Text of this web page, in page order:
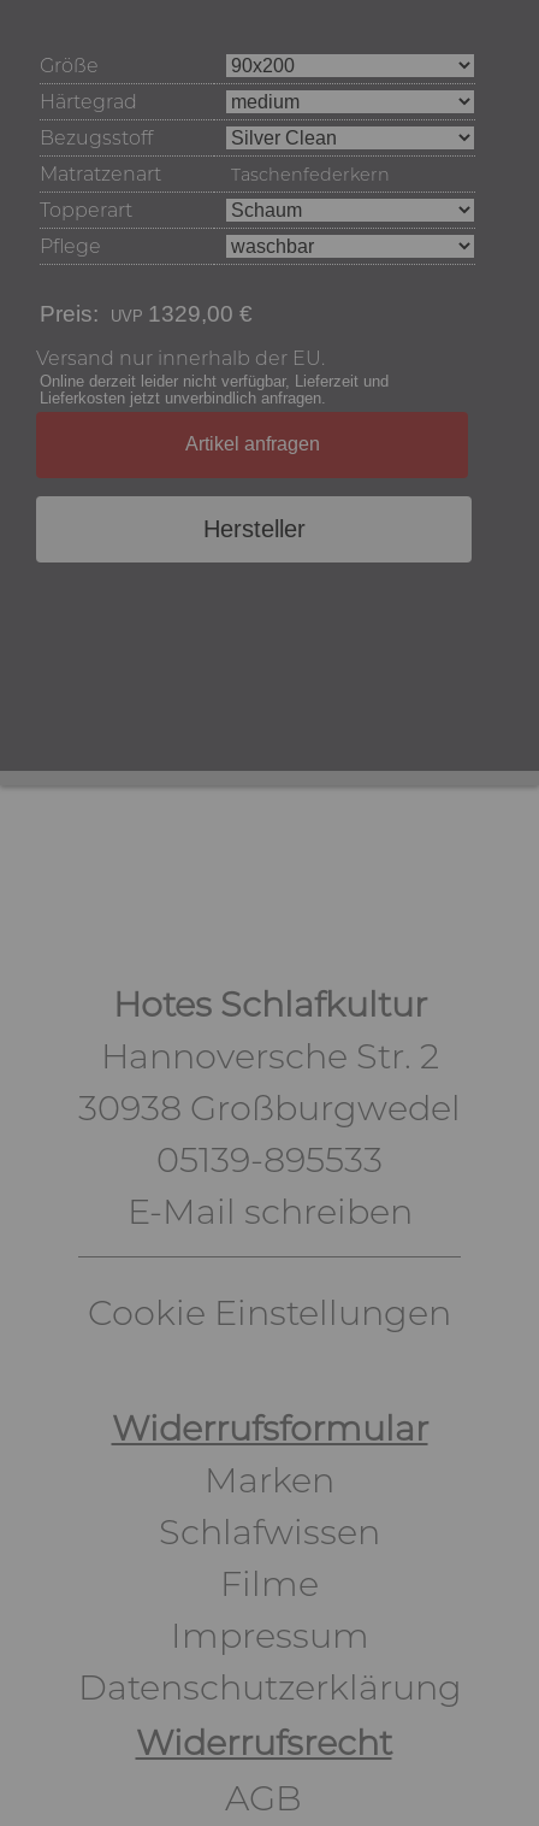
Größe
Härtegrad
Bezugsstoff
Matratzenart
Taschenfederkern
Topperart
Pflege
Preis: 1329,00 €
Versand nur innerhalb der EU.
Online derzeit leider nicht verfügbar, Lieferzeit und
Lieferkosten jetzt unverbindlich anfragen.
Artikel anfragen
Hersteller
Hotes Schlafkultur
Hannoversche Str. 2
30938 Großburgwedel
05139-895533
E-Mail schreiben
Cookie Einstellungen
Widerrufsformular
Marken
Schlafwissen
Filme
Impressum
Datenschutzerklärung
Widerrufsrecht
AGB